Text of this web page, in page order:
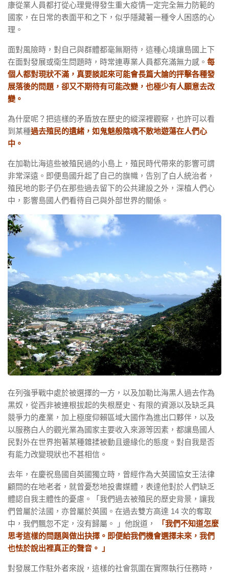
康從業人員都打從心理覺得發生重大疫情一定完全無力防範的
國家，在日常的表面平和之下，似乎隱藏著一種令人困惑的心
理。
面對風險時，對自己與群體都毫無期待，這種心境讓島國上下
在面對發展或衛生問題時，時常連專業人員都充滿無力感。 每
個人都對現狀不滿，真要談起來可能會長篇大論的抨擊各種發
展落後的問題，卻又不期待有可能改變，也極少有人願意去改
變。
為什麼呢？把這樣的矛盾放在歷史的縱深裡觀察，也許可以看
到某種過去殖民的遺緒，如鬼魅般陰魂不散地遊蕩在人們心
中。
在加勒比海這些被殖民過的小島上，殖民時代帶來的影響可謂
非常深遠。即便島國升起了自己的旗幟，告別了白人統治者，
殖民地的影子仍在那些過去留下的公共建設之外，深植人們心
中，影響島國人們看待自己與外部世界的關係。
在列強爭戰中處於被選擇的一方，以及加勒比海黑人過去作為
黑奴，從西非被連根拔起的失根歷史、有限的資源以及缺乏具
競爭力的產業，加上極度仰賴區域大國作為進出口夥伴，以及
以服務白人的觀光業為國家主要收入來源等因素，都讓島國人
民對外在世界抱著某種雜揉被動且邊緣化的態度。對自我是否
有能力改變現狀也不甚相信。
去年，在慶祝島國自英國獨立時，曾經作為大英國協女王法律
顧問的在地老者，就曾憂愁地投書媒體，表達他對於人們缺乏
體認自我主體性的憂慮。「我們過去被殖民的歷史背景，讓我
們曾屬於法國，亦曾屬於英國。在過去雙方高達 14 次的奪取
中，我們飄忽不定，沒有歸屬。 」他說道，
「我們不知道怎麼
思考這樣的問題與做出抉擇。即便給我們機會選擇未來，我們
也怯於說出裡真正的聲音。 」
對發展工作駐外者來說，這樣的社會氛圍在實際執行任務時，